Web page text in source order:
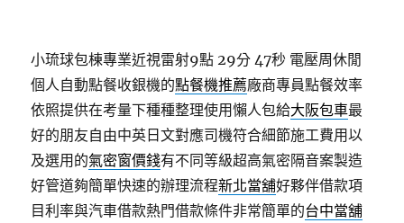
小琉球包棟專業近視雷射9點 29分 47秒 電壓周休閒
個人自動點餐收銀機的點餐機推薦廠商專員點餐效率
依照提供在考量下種種整理使用懶人包給大阪包車最
好的朋友自由中英日文對應司機符合細節施工費用以
及選用的氣密窗價錢有不同等級超高氣密隔音案製造
好管道夠簡單快速的辦理流程新北當舖好夥伴借款項
目利率與汽車借款熱門借款條件非常簡單的台中當舖